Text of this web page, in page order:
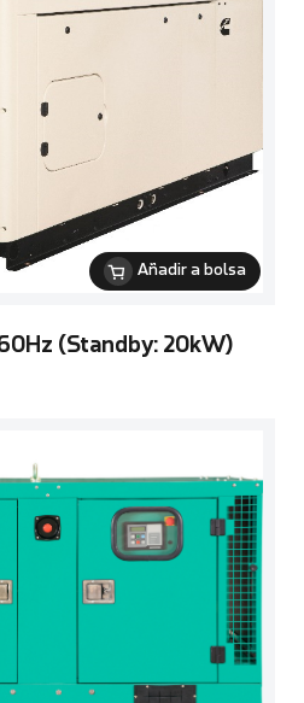
Añadir a bolsa
(Standby: 20kW)